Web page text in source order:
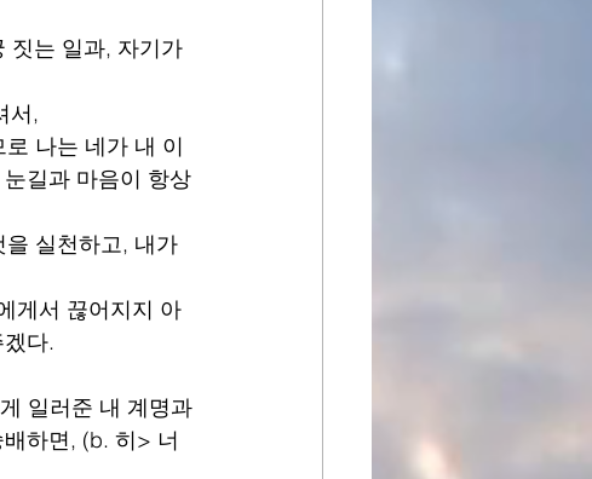
짓는 일과, 자기가
서,
나는 네가 내 이
길과 마음이 항상
실천하고, 내가
게서 끊어지지 아
다.
일러준 내 계명과
하면, (b. 히> 너